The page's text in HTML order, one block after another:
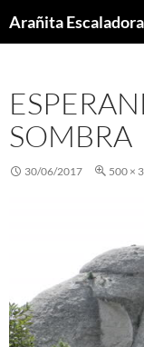
toArañita Escaladora
SOMBRA
30/06/2017 500 ×